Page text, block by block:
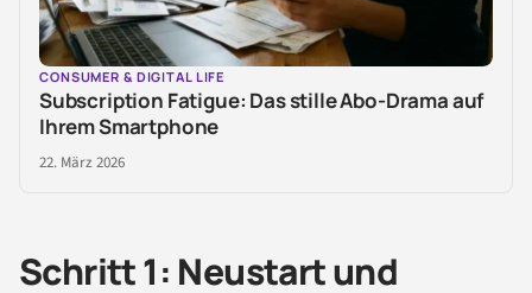
CONSUMER & DIGITAL LIFE
Subscription Fatigue: Das stille Abo-Drama auf
Ihrem Smartphone
22. März 2026
Schritt 1: Neustart und